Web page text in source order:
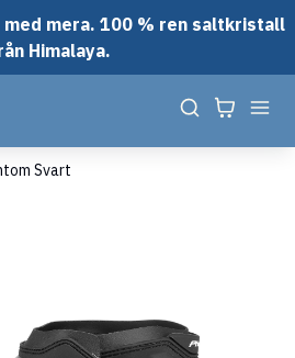
mera. 100 % ren saltkristall
Himalaya.
Svart